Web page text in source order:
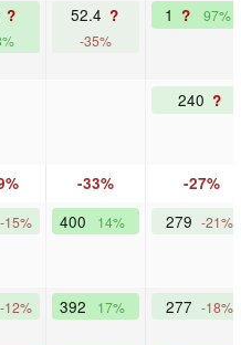
? 52.4 ?
-35%
1 ? 97%
240 ?
-33% -27%
-15% 400 14% 279 -21%
-12% 392 17% 277 -18%